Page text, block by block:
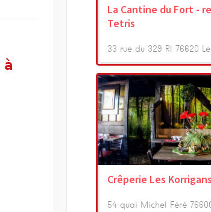
La Cantine du Fort -
Tetris
33 rue du 329 RI 76620
Crêperie Les Korrigans
54 quai Michel Féré